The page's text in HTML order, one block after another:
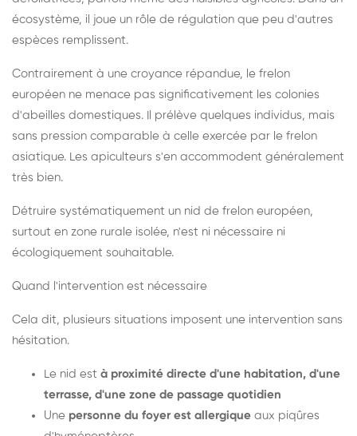
écosystème, il joue un rôle de régulation que peu d'autres
espèces remplissent.
Contrairement à une croyance répandue, le frelon
européen ne menace pas significativement les colonies
d'abeilles domestiques. Il prélève quelques individus, mais
sans pression comparable à celle exercée par le frelon
asiatique. Les apiculteurs s'en accommodent généralement
très bien.
Détruire systématiquement un nid de frelon européen,
surtout en zone rurale isolée, n'est ni nécessaire ni
écologiquement souhaitable.
Quand l'intervention est nécessaire
Cela dit, plusieurs situations imposent une intervention sans
hésitation.
Le nid est à proximité directe d'une habitation, d'une
terrasse, d'une zone de passage quotidien
Une personne du foyer est allergique aux piqûres